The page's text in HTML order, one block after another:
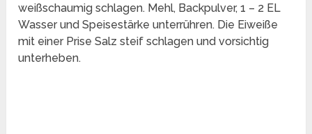
weißschaumig schlagen. Mehl, Backpulver, 1 – 2 EL
Wasser und Speisestärke unterrühren. Die Eiweiße
mit einer Prise Salz steif schlagen und vorsichtig
unterheben.